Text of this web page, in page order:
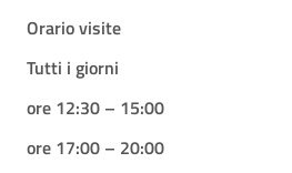
Orario visite
Tutti i giorni
ore 12:30 – 15:00
ore 17:00 – 20:00